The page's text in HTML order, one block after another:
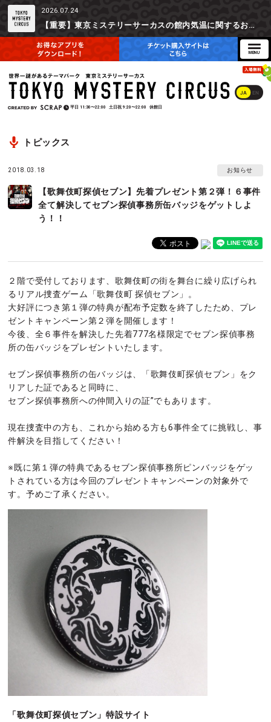
2026.07.24
【重要】東京ミステリーサーカスの館内気温に関するお詫びとご参加辞退時の返金対応について
JA EN
平日 11:30〜22:00 土日祝 9:20〜22:00 休館日
トピックス
2018.03.18 お知らせ
【歌舞伎町探偵セブン】先着プレゼント第２弾！６事件
全て解決してセブン探偵事務所缶バッジをゲットしよ
う！！
２階で受付しております、歌舞伎町の街を舞台に繰り広げられ
るリアル捜査ゲーム「歌舞伎町 探偵セブン」。
大好評につき第１弾の特典が配布予定数を終了したため、プレ
ゼントキャンペーン第２弾を開催します！
今後、全６事件を解決した先着777名様限定でセブン探偵事務
所の缶バッジをプレゼントいたします。
セブン探偵事務所の缶バッジは、「歌舞伎町探偵セブン」をク
リアした証であると同時に、
セブン探偵事務所への仲間入りの証”でもあります。
現在捜査中の方も、これから始める方も6事件全てに挑戦し、事
件解決を目指してください！
※既に第１弾の特典であるセブン探偵事務所ピンバッジをゲッ
トされている方は今回のプレゼントキャンペーンの対象外で
す。予めご了承ください。
「歌舞伎町探偵セブン」特設サイト